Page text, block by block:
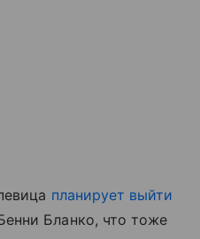
планирует выйти
Бланко, что тоже